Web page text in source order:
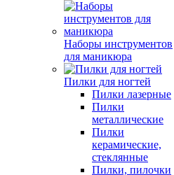
Наборы инструментов
для маникюра
Пилки для ногтей
Пилки лазерные
Пилки
металлические
Пилки
керамические,
стеклянные
Пилки, пилочки